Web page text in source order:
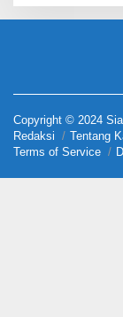
Copyright © 2024
Redaksi
Tentang
Terms of Service